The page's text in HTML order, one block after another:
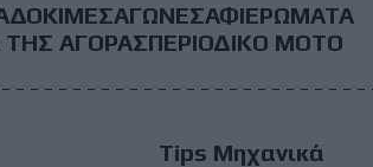
ΔΟΚΙΜΕΣΑΓΩΝΕΣΑΦΙΕΡΩΜΑΤΑ
ΤΗΣ ΑΓΟΡΑΣΠΕΡΙΟΔΙΚΟ ΜΟΤΟ
Tips Μηχανικά